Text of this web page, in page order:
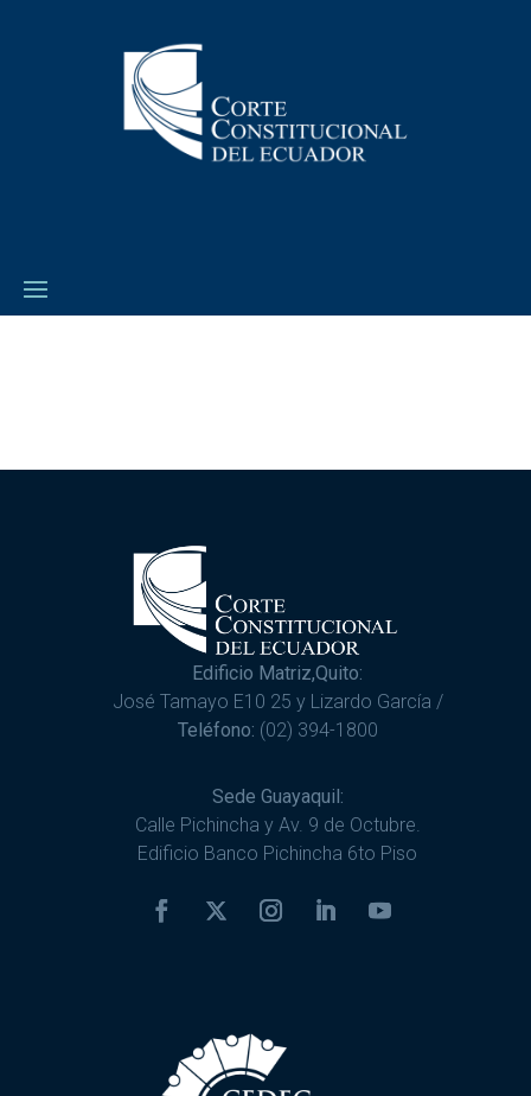
Edificio Matriz,Quito:
José Tamayo E10 25 y Lizardo García /
Teléfono: (02) 394-1800
Sede Guayaquil:
Calle Pichincha y Av. 9 de Octubre.
Edificio Banco Pichincha 6to Piso